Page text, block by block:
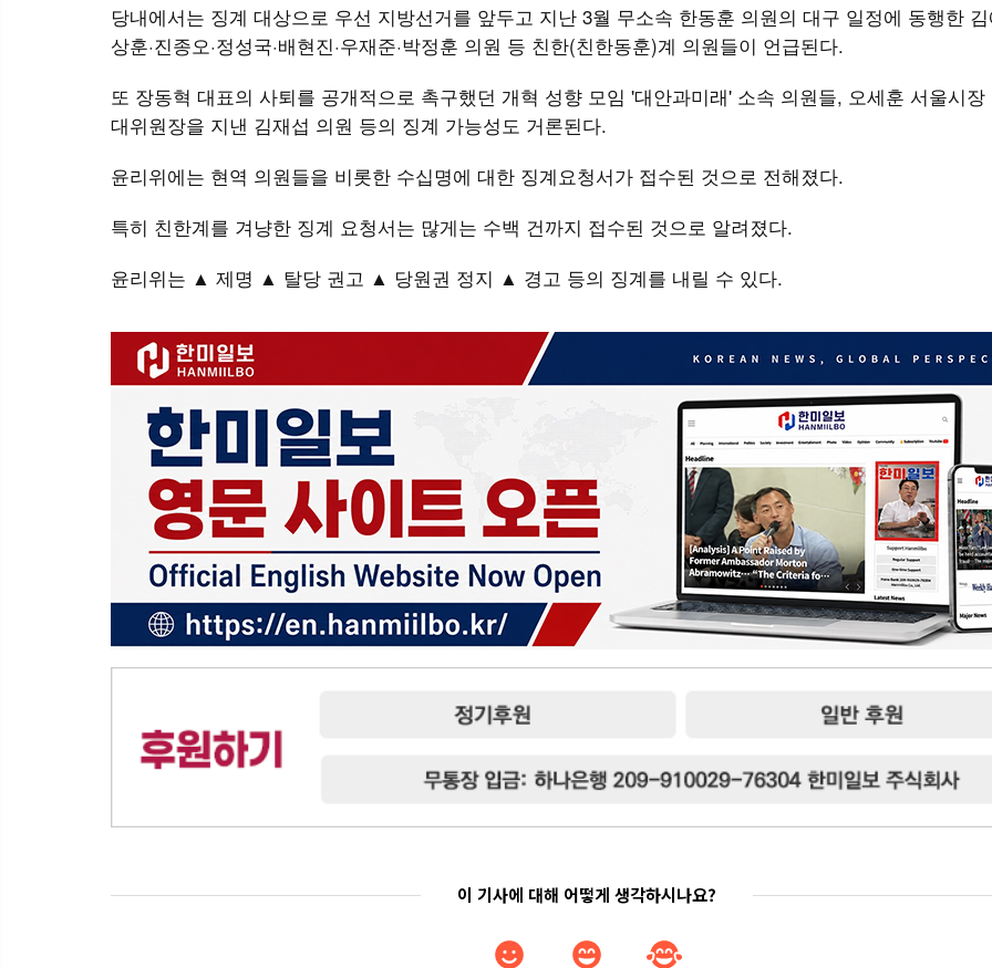
당내에서는 징계 대상으로 우선 지방선거를 앞두고 지난 3월 무소속 한동훈 의원의 대구 일정에 동행한 김
상훈·진종오·정성국·배현진·우재준·박정훈 의원 등 친한(친한동훈)계 의원들이 언급된다.
또 장동혁 대표의 사퇴를 공개적으로 촉구했던 개혁 성향 모임 '대안과미래' 소속 의원들, 오세훈 서울시장
대위원장을 지낸 김재섭 의원 등의 징계 가능성도 거론된다.
윤리위에는 현역 의원들을 비롯한 수십명에 대한 징계요청서가 접수된 것으로 전해졌다.
특히 친한계를 겨냥한 징계 요청서는 많게는 수백 건까지 접수된 것으로 알려졌다.
윤리위는 ▲ 제명 ▲ 탈당 권고 ▲ 당원권 정지 ▲ 경고 등의 징계를 내릴 수 있다.
이 기사에 대해 어떻게 생각하시나요?